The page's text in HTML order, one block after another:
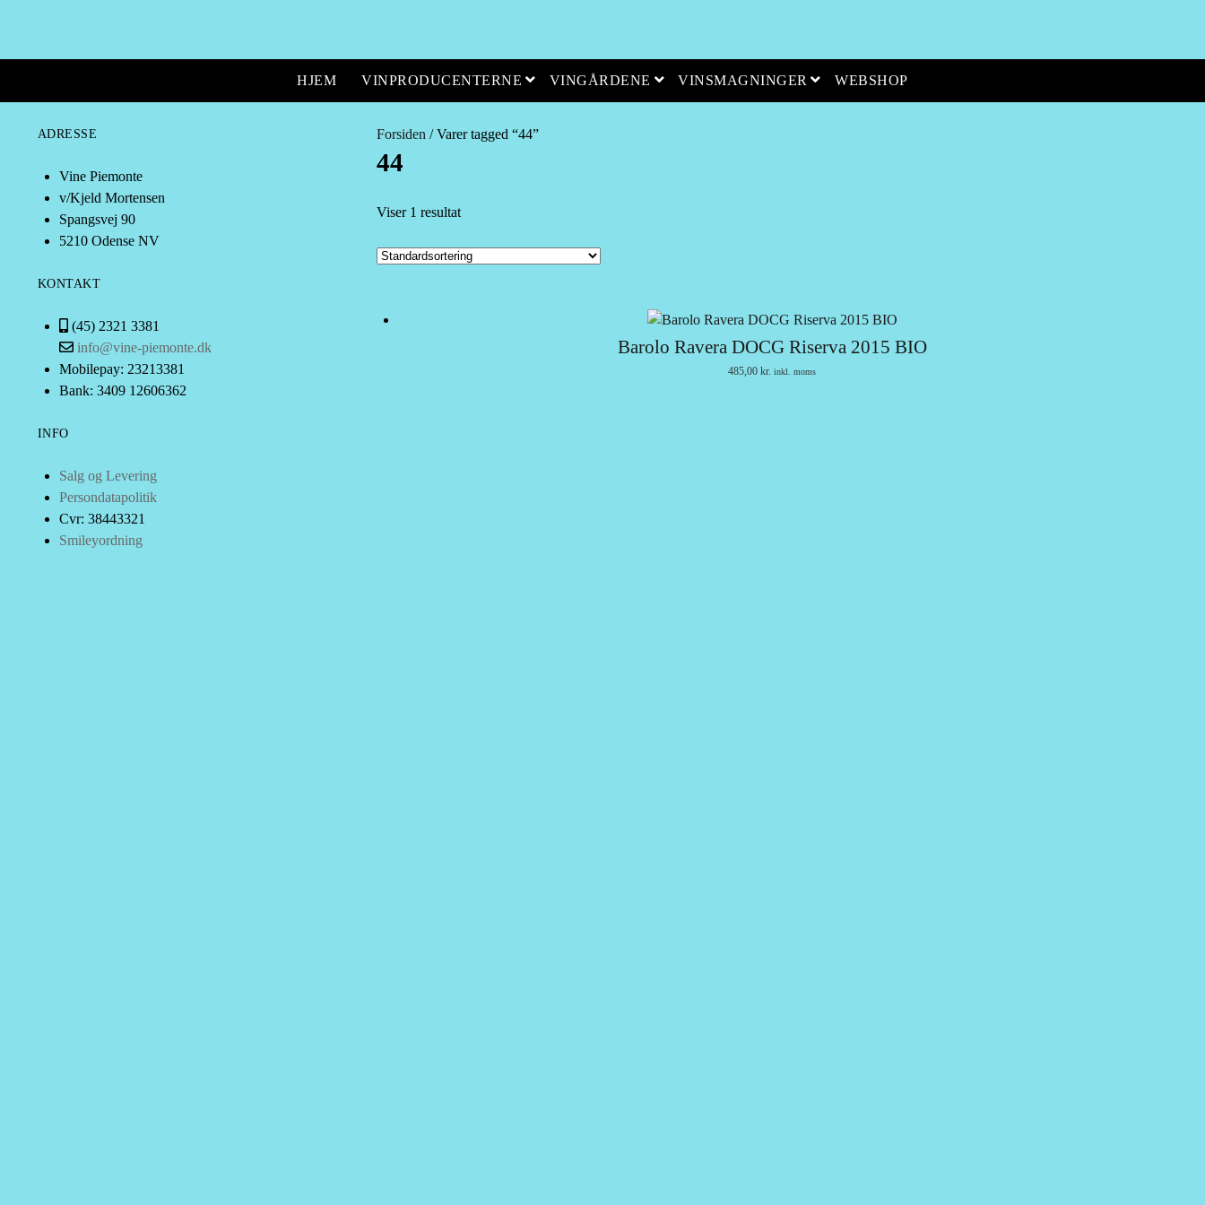
HJEM VINPRODUCENTERNE open menu
VINGÅRDENE open menu
VINSMAGNINGER open menu
WEBSHOP
Forsiden / Varer tagged “44”
44
Viser 1 resultat
Barolo Ravera DOCG Riserva 2015 BIO
485,00 kr. inkl. moms
ADRESSE
Vine Piemonte
v/Kjeld Mortensen
Spangsvej 90
5210 Odense NV
KONTAKT
(45) 2321 3381
info@vine-piemonte.dk
Mobilepay: 23213381
Bank: 3409 12606362
INFO
Salg og Levering
Persondatapolitik
Cvr: 38443321
Smileyordning